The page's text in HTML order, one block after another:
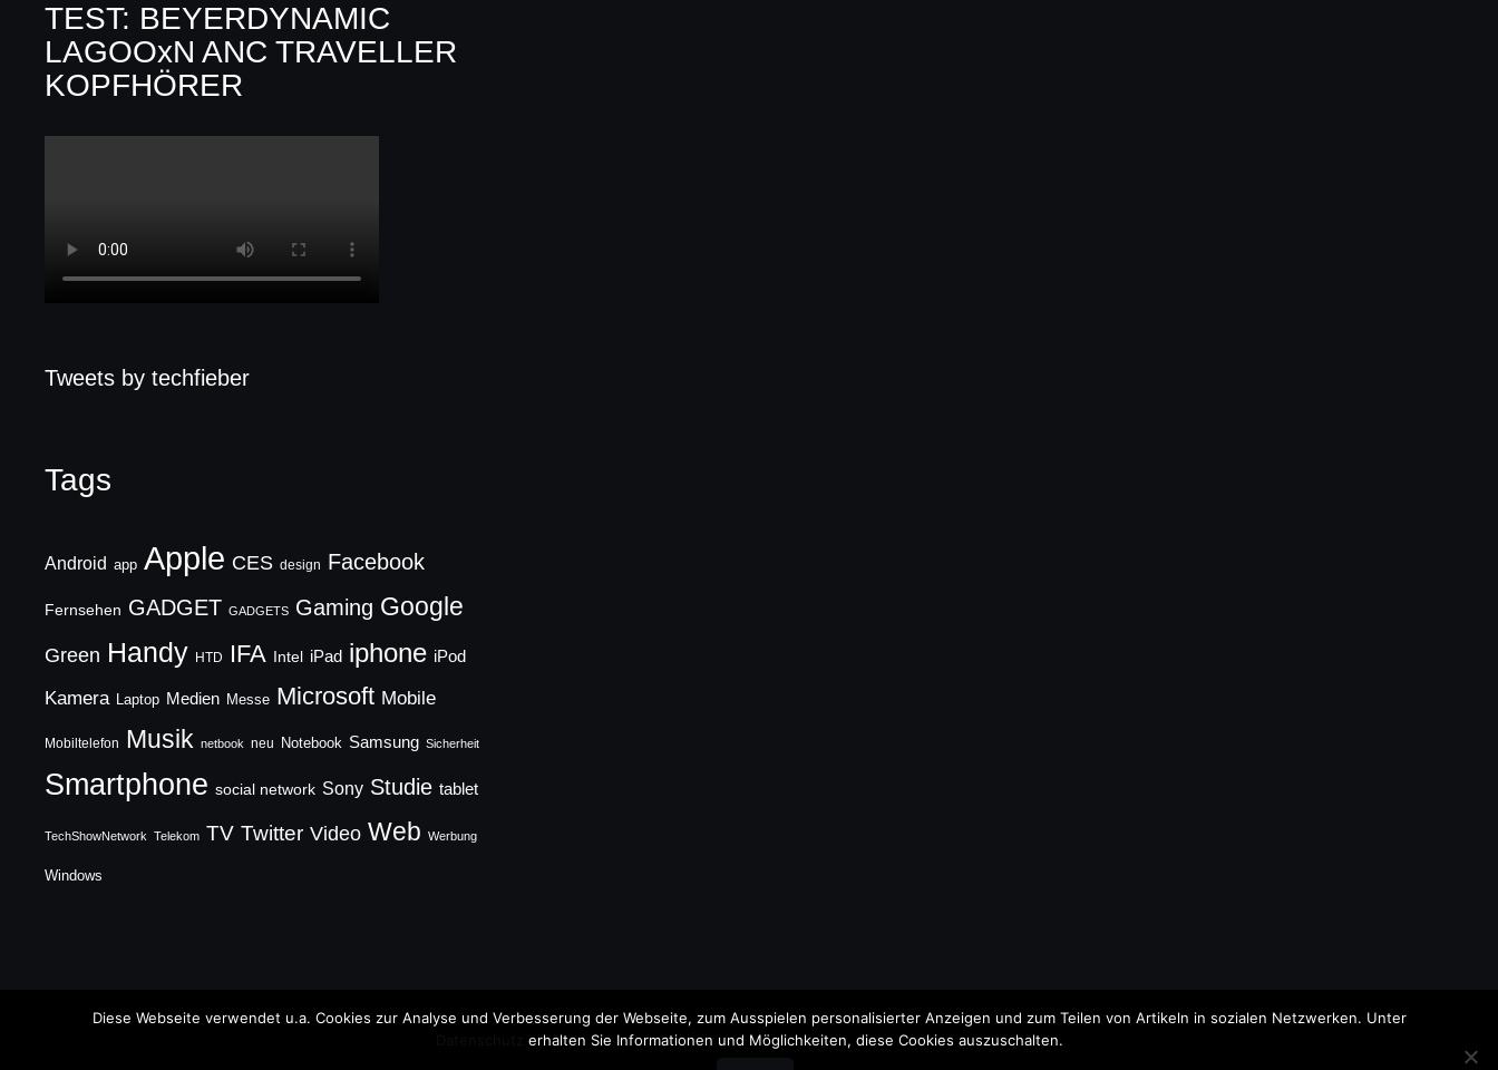
TEST: BEYERDYNAMIC
LAGOOxN ANC TRAVELLER
KOPFHÖRER
Tweets by techfieber
Tags
Android app Apple CES design Facebook
Fernsehen GADGET GADGETS Gaming Google
Green Handy HTD IFA Intel iPad iphone iPod
Kamera Laptop Medien Messe Microsoft Mobile
Mobiltelefon Musik netbook neu Notebook Samsung Sicherheit
Smartphone social network Sony Studie tablet
TechShowNetwork Telekom TV Twitter Video Web Werbung
Windows
Copyright © 2026 TechFieber Blog
Diese Webseite verwendet u.a. Cookies zur Analyse und Verbesserung der Webseite, zum Ausspielen personalisierter Anzeigen und zum Teilen von Artikeln in sozialen Netzwerken. Unter
erhalten Sie Informationen und Möglichkeiten, diese Cookies auszuschalten.